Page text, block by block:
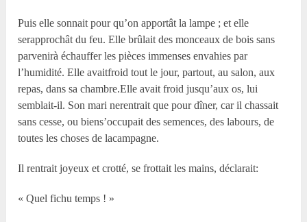
Puis elle sonnait pour qu’on apportât la lampe ; et elle
serapprochât du feu. Elle brûlait des monceaux de bois sans
parvenirà échauffer les pièces immenses envahies par
l’humidité. Elle avaitfroid tout le jour, partout, au salon, aux
repas, dans sa chambre.Elle avait froid jusqu’aux os, lui
semblait-il. Son mari nerentrait que pour dîner, car il chassait
sans cesse, ou biens’occupait des semences, des labours, de
toutes les choses de lacampagne.
Il rentrait joyeux et crotté, se frottait les mains, déclarait:
« Quel fichu temps ! »